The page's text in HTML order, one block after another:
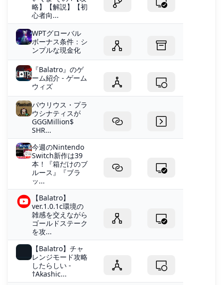
略】【解説】【初
心者向...
WPTグローバル
ボーナス条件：シ
ンプルな現金化
『Balatro』のゲ
ーム紹介 - ゲーム
ウィズ
パウリウス・プラ
ウシナティスが
GGGMillion$
SHR...
今週のNintendo
Switch新作は39
本！『箱だけのブ
ルース』『ブラ
ッ...
【Balatro】
ver.1.0.1c環境の
雑感を交えながら
ゴールドステーク
を攻...
【Balatro】チャ
レンジモード攻略
したらしい -
†Akashic...